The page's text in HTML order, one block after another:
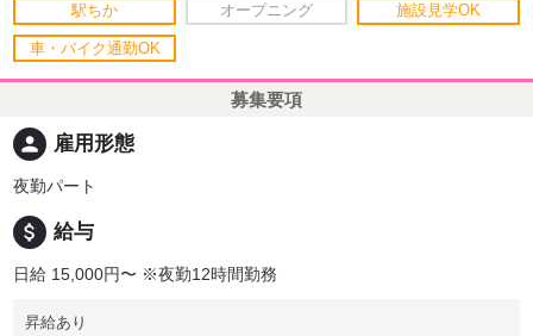
駅ちか オープニング 施設見学OK
車・バイク通勤OK
募集要項
person 雇用形態
夜勤パート
attach_money 給与
日給 15,000円〜 ※夜勤12時間勤務
昇給あり